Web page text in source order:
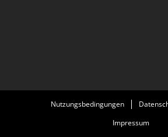
Nutzungsbedingungen
Impressum